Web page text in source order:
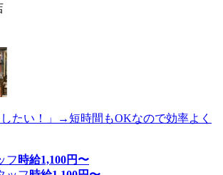
したい！」→短時間もOKなので効率よく
フ 時給1,100円〜